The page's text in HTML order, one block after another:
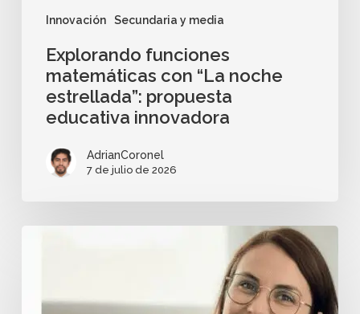
Innovación Secundaria y media
Explorando funciones
matemáticas con “La noche
estrellada”: propuesta
educativa innovadora
AdrianCoronel
7 de julio de 2026